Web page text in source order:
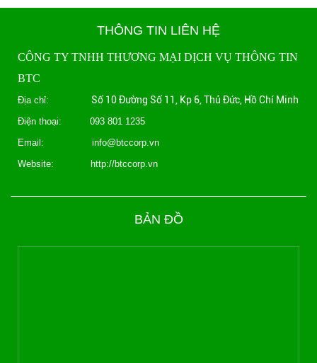
THÔNG TIN LIÊN HỆ
CÔNG TY TNHH THƯƠNG MẠI DỊCH VỤ THÔNG TIN
BTC
Địa chỉ: Số 10 Đường Số 11, Kp 6, Thủ Đức, Hồ Chí Minh
Điện thoại: 093 801 1235
Email: info@btccorp.vn
Website: http://btccorp.vn
BẢN ĐỒ